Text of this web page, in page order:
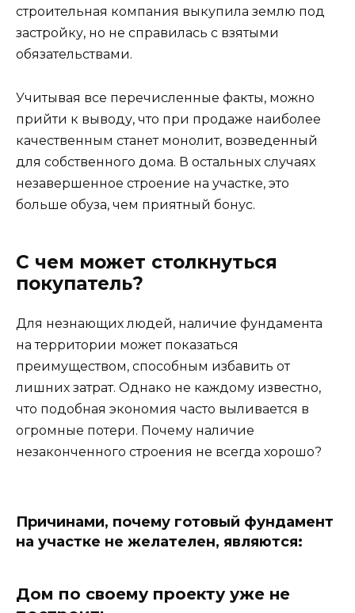
строительная компания выкупила землю под
застройку, но не справилась с взятыми
обязательствами.
Учитывая все перечисленные факты, можно
прийти к выводу, что при продаже наиболее
качественным станет монолит, возведенный
для собственного дома. В остальных случаях
незавершенное строение на участке, это
больше обуза, чем приятный бонус.
С чем может столкнуться
покупатель?
Для незнающих людей, наличие фундамента
на территории может показаться
преимуществом, способным избавить от
лишних затрат. Однако не каждому известно,
что подобная экономия часто выливается в
огромные потери. Почему наличие
незаконченного строения не всегда хорошо?
Причинами, почему готовый фундамент
на участке не желателен, являются:
Дом по своему проекту уже не